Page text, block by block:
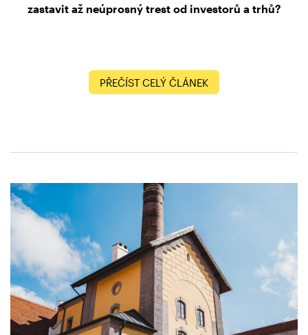
zastavit až neúprosný trest od investorů a trhů?
PŘEČÍST CELÝ ČLÁNEK